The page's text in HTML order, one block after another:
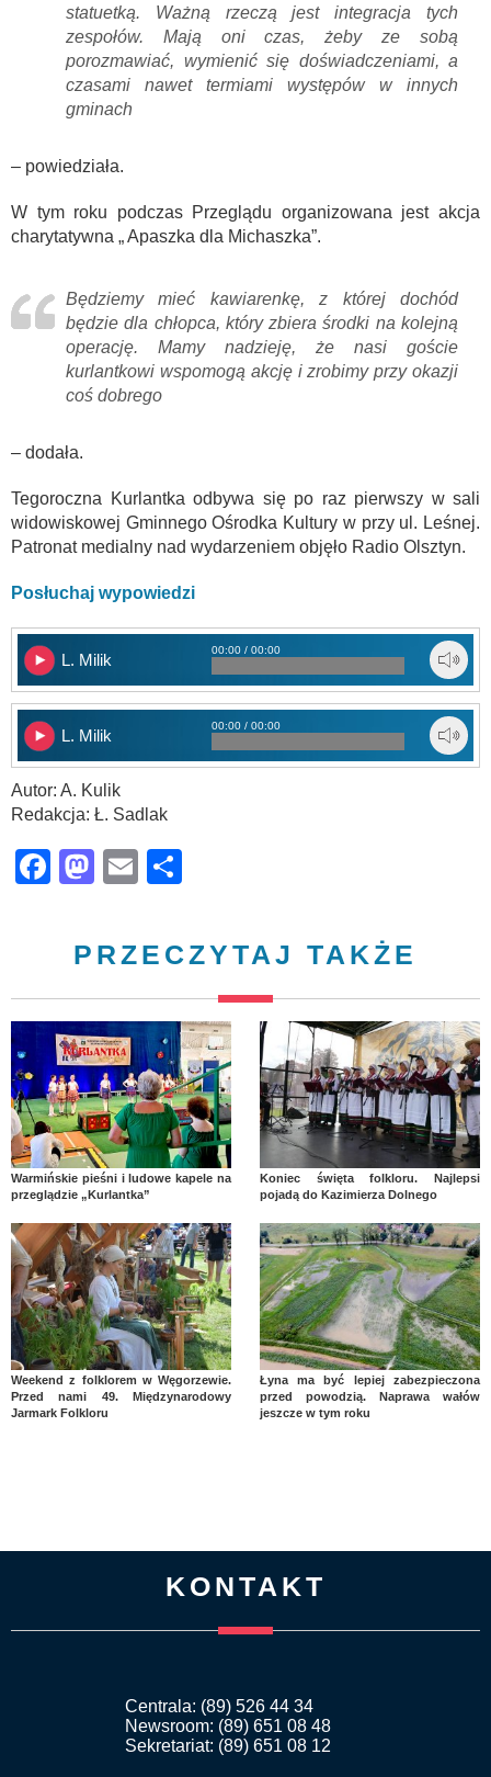
statuetką. Ważną rzeczą jest integracja tych
zespołów. Mają oni czas, żeby ze sobą
porozmawiać, wymienić się doświadczeniami, a
czasami nawet termiami występów w innych
gminach
– powiedziała.
W tym roku podczas Przeglądu organizowana jest akcja
charytatywna „ Apaszka dla Michaszka”.
Będziemy mieć kawiarenkę, z której dochód
będzie dla chłopca, który zbiera środki na kolejną
operację. Mamy nadzieję, że nasi goście
kurlantkowi wspomogą akcję i zrobimy przy okazji
coś dobrego
– dodała.
Tegoroczna Kurlantka odbywa się po raz pierwszy w sali
widowiskowej Gminnego Ośrodka Kultury w przy ul. Leśnej.
Patronat medialny nad wydarzeniem objęło Radio Olsztyn.
Posłuchaj wypowiedzi
L. Milik
00:00 / 00:00
L. Milik
00:00 / 00:00
Autor: A. Kulik
Redakcja: Ł. Sadlak
Facebook
Mastodon
Email
PRZECZYTAJ TAKŻE
Warmińskie pieśni i ludowe kapele na
przeglądzie „Kurlantka”
Koniec święta folkloru. Najlepsi
pojadą do Kazimierza Dolnego
Weekend z folklorem w Węgorzewie.
Przed nami 49. Międzynarodowy
Jarmark Folkloru
Łyna ma być lepiej zabezpieczona
przed powodzią. Naprawa wałów
jeszcze w tym roku
KONTAKT
Centrala: (89) 526 44 34
Newsroom: (89) 651 08 48
Sekretariat: (89) 651 08 12